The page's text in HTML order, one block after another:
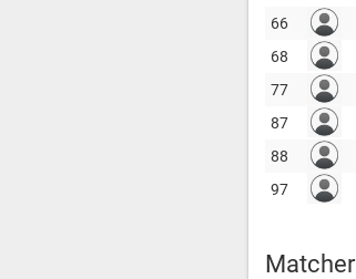
66
68
77
87
88
97
Matcher